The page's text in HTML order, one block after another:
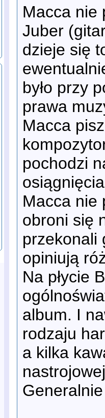
Macca nie
Juber
dzieje się
było przy
prawa
Macca
pochodzi
Macca nie
obroni się
przekonali
opiniują
Na płycie
album. I
rodzaju
a kilka